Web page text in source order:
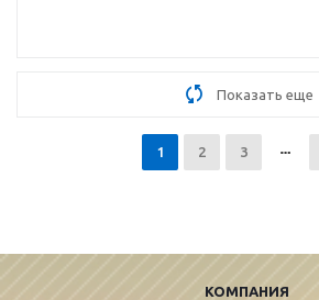
Показать еще
1 2 3
КОМПАНИЯ